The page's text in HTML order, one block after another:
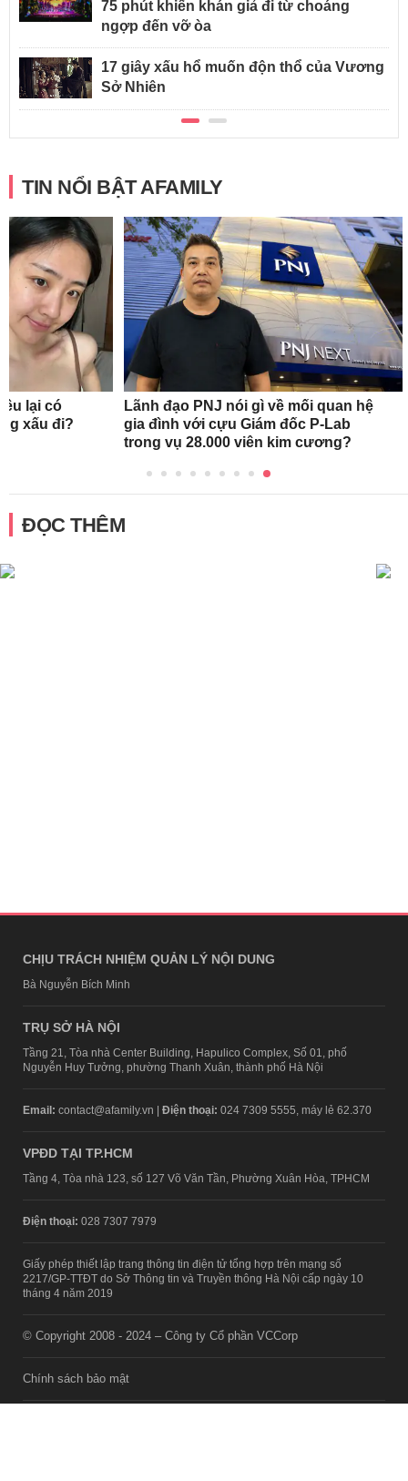
75 phút khiến khán giả đi từ choáng
ngợp đến vỡ òa
17 giây xấu hổ muốn độn thổ của Vương
Sở Nhiên
TIN NỔI BẬT AFAMILY
lại có
xấu đi?
Lãnh đạo PNJ nói gì về mối quan hệ
gia đình với cựu Giám đốc P-Lab
trong vụ 28.000 viên kim cương?
ĐỌC THÊM
CHỊU TRÁCH NHIỆM QUẢN LÝ NỘI DUNG
Bà Nguyễn Bích Minh
TRỤ SỞ HÀ NỘI
Tầng 21, Tòa nhà Center Building, Hapulico Complex, Số 01, phố
Nguyễn Huy Tưởng, phường Thanh Xuân, thành phố Hà Nội
Email: contact@afamily.vn | Điện thoại: 024 7309 5555, máy lẻ 62.370
VPĐD TẠI TP.HCM
Tầng 4, Tòa nhà 123, số 127 Võ Văn Tần, Phường Xuân Hòa, TPHCM
Điện thoại: 028 7307 7979
Giấy phép thiết lập trang thông tin điện tử tổng hợp trên mạng số
2217/GP-TTĐT do Sở Thông tin và Truyền thông Hà Nội cấp ngày 10
tháng 4 năm 2019
© Copyright 2008 - 2024 – Công ty Cổ phần VCCorp
Chính sách bảo mật